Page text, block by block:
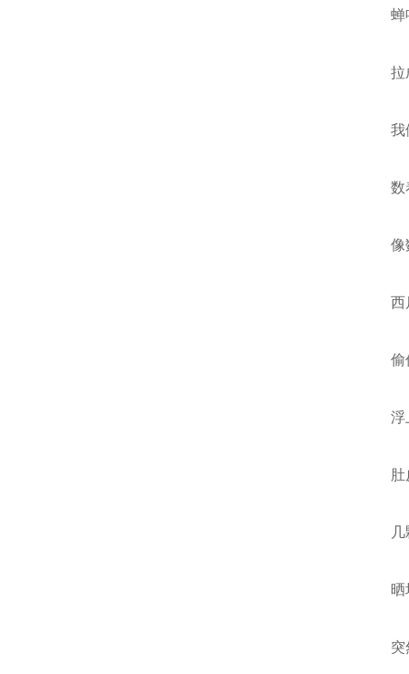
蝉
拉
我
数
像
西
偷
浮
晒
突